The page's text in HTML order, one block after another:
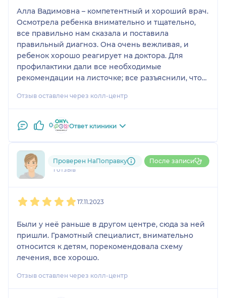
Алла Вадимовна – компетентный и хороший врач.
Осмотрела ребенка внимательно и тщательно,
все правильно нам сказала и поставила
правильный диагноз. Она очень вежливая, и
ребенок хорошо реагирует на доктора. Для
профилактики дали все необходимые
рекомендации на листочке; все разъяснили, что
Отзыв оставлен через колл-центр
0 Ответ клиники
Екатерина
1 отзыв
Проверен НаПоправку После записи
17.11.2023
Были у неё раньше в другом центре, сюда за ней
пришли. Грамотный специалист, внимательно
относится к детям, порекомендовала схему
лечения, все хорошо.
Отзыв оставлен через колл-центр